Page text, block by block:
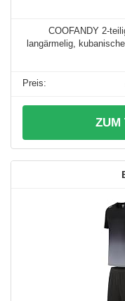
COOFANDY 2-
langärmelig,
ZUM